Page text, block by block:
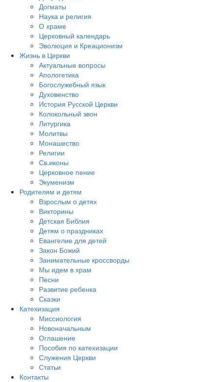
Догматы
Наука и религия
О храме
Церковный календарь
Эволюция и Креационизм
Жизнь в Церкви
Актуальные вопросы
Апологетика
Богослужебный язык
Духовенство
История Русской Церкви
Колокольный звон
Литургика
Молитвы
Монашество
Религии
Св.иконы
Церковное пение
Экуменизм
Родителям и детям
Взрослым о детях
Викторины
Детская Библия
Детям о праздниках
Евангелие для детей
Закон Божий
Занимательные кроссворды
Мы идем в храм
Песни
Развитие ребенка
Сказки
Катехизация
Миссиология
Новоначальным
Оглашение
Пособия по катехизации
Служения Церкви
Статьи
Контакты